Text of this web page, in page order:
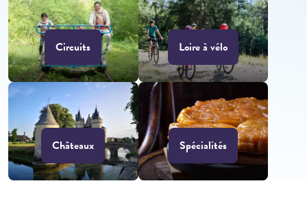
Circuits Loire à vélo
Châteaux Spécialités